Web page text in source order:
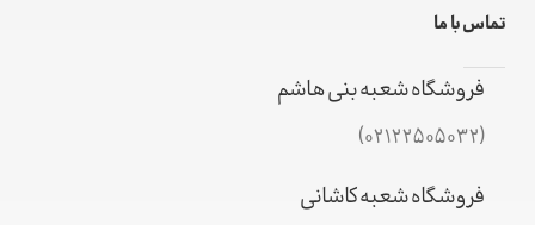
تماس با ما
فروشگاه شعبه بنی هاشم
(02122505032)
فروشگاه شعبه کاشانی